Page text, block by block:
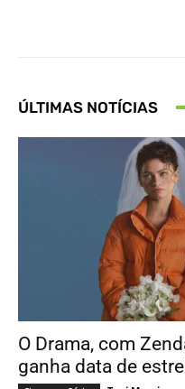
ÚLTIMAS NOTÍCIAS
O Drama, com
ganha data de